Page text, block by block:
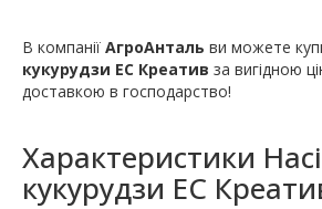
В компанії АгроАнталь ви можете
кукурудзи ЕС Креатив за вигідною
доставкою в господарство!
Характеристики
кукурудзи ЕС